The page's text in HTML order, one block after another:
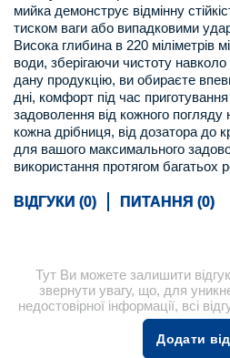
мийка демонструє відмінну
тиском ваги або випадковими
Висока глибина в 220 міліметрів
води, зберігаючи чистоту
дану продукцію, ви обираєте
дні, комфорт під час приготування
задоволення від кожного
кожна дрібниця, від дозатора до
для вашого максимального
використання протягом багатьох
ВІДГУКИ (0) ПИТАННЯ (0)
Тут Ви можете залишити
звернути увагу, що, для
недостовірної інформації, всі
Додати